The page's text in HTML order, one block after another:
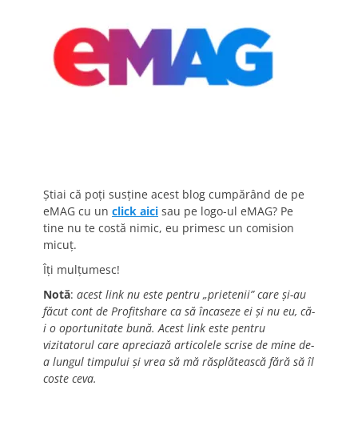
Știai că poți susține acest blog cumpărând de pe
eMAG cu un click aici sau pe logo-ul eMAG? Pe
tine nu te costă nimic, eu primesc un comision
micuț.
Îți mulțumesc!
Notă: acest link nu este pentru „prietenii” care și-au
făcut cont de Profitshare ca să încaseze ei și nu eu, că-
i o oportunitate bună. Acest link este pentru
vizitatorul care apreciază articolele scrise de mine de-
a lungul timpului și vrea să mă răsplătească fără să îl
coste ceva.